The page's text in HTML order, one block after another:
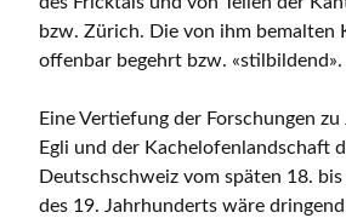
bzw. Zürich. Die von ihm bemalten
offenbar begehrt bzw. «stilbildend».
Eine Vertiefung der Forschungen
Egli und der Kachelofenlandschaft
Deutschschweiz vom späten 18.
des 19. Jahrhunderts wäre